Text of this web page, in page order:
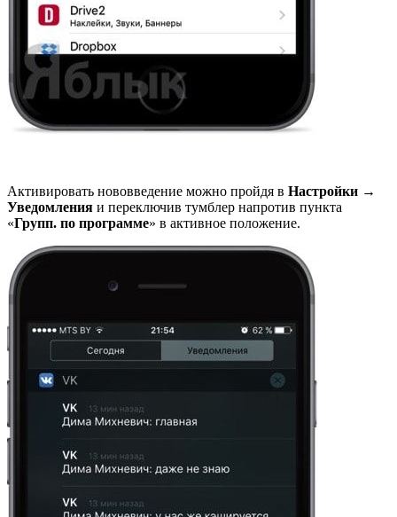
Активировать нововведение можно пройдя в Настройки →
Уведомления и переключив тумблер напротив пункта
«Групп. по программе» в активное положение.